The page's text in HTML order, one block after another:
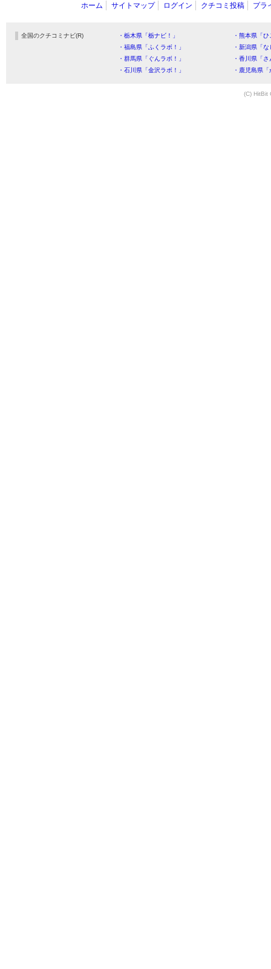
ホーム サイトマップ ログイン クチコミ投稿 プラ
全国のクチコミナビ(R) ・栃木県「栃ナビ！」
・熊本県「
・福島県「ふくラボ！」
・新潟県「
・群馬県「ぐんラボ！」
・香川県「
・石川県「金沢ラボ！」
・鹿児島県
(C) HitBit